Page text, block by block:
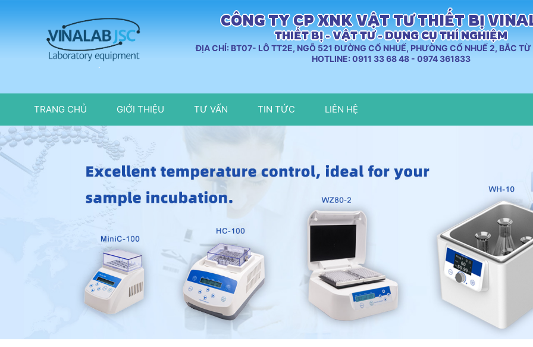
CÔNG TY CP XNK VẬT TƯ THIẾT BỊ
THIẾT BỊ - VẬT TƯ - DỤNG CỤ THÍ NGHIỆM
ĐỊA CHỈ: BT07- LÔ TT2E, NGÕ 521 ĐƯỜNG CỔ NHUẾ, PHƯỜNG CỔ NHUẾ 2, BẮC TỪ
HOTLINE: 0911 33 68 48 - 0974 361833
TRANG CHỦ GIỚI THIỆU TƯ VẤN TIN TỨC LIÊN HỆ